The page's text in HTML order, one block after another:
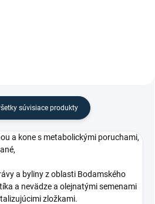
súvisiace produkty
a kone s metabolickými poruchami,
a byliny z oblasti Bodamského
a nevädze a olejnatými semenami
zložkami.